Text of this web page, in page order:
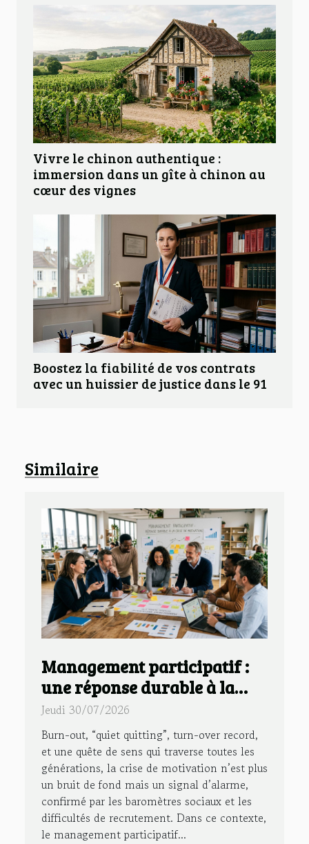
Vivre le chinon authentique :
immersion dans un gîte à chinon au
cœur des vignes
Boostez la fiabilité de vos contrats
avec un huissier de justice dans le 91
Similaire
Management participatif :
une réponse durable à la
crise de motivation en
entreprise
Jeudi 30/07/2026
Burn-out, “quiet quitting”, turn-over record,
et une quête de sens qui traverse toutes les
générations, la crise de motivation n’est plus
un bruit de fond mais un signal d’alarme,
confirmé par les baromètres sociaux et les
difficultés de recrutement. Dans ce contexte,
le management participatif...